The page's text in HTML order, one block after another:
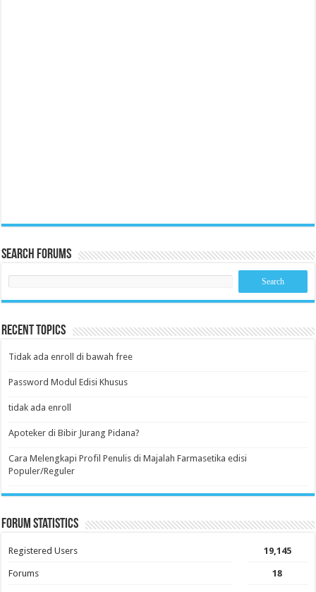
Search Forums
Recent Topics
Tidak ada enroll di bawah free
Password Modul Edisi Khusus
tidak ada enroll
Apoteker di Bibir Jurang Pidana?
Cara Melengkapi Profil Penulis di Majalah Farmasetika edisi
Populer/Reguler
Forum Statistics
Registered Users 19,145
Forums 18